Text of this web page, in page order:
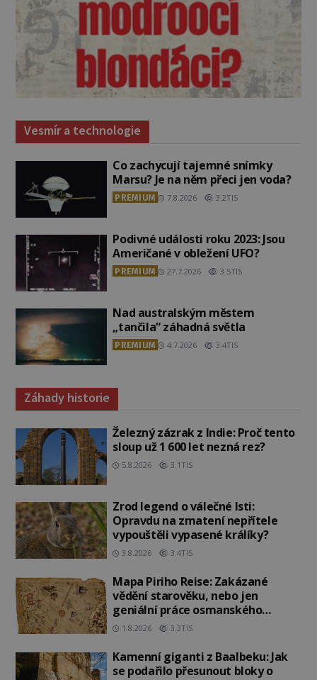
Vesmír a technologie
Co zachycují tajemné snímky
Marsu? Je na něm přeci jen voda?
PREMIUM 7.8.2026 3.2TIS
Podivné události roku 2023: Jsou
Američané v obležení UFO?
PREMIUM 27.7.2026 3.5TIS
Nad australským městem
„tančila“ záhadná světla
PREMIUM 4.7.2026 3.4TIS
Záhady historie
Železný zázrak z Indie: Proč tento
sloup už 1 600 let nezná rez?
5.8.2026 3.1TIS
Zrod legend o válečné lsti:
Opravdu na zmatení nepřítele
vypouštěli vypasené králíky?
3.8.2026 3.4TIS
Mapa Piriho Reise: Zakázané
vědění starověku, nebo jen
geniální práce osmanského
admirála?
1.8.2026 3.3TIS
Kamenní giganti z Baalbeku: Jak
se podařilo přesunout bloky o